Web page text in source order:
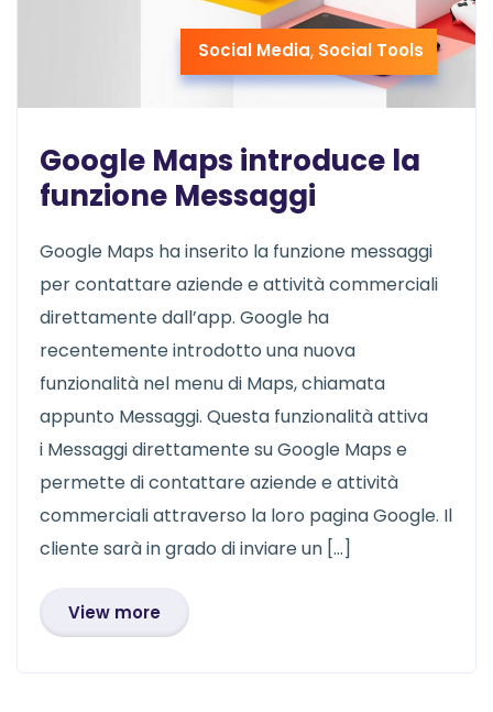
Social Media, Social Tools
Google Maps introduce la
funzione Messaggi
Google Maps ha inserito la funzione messaggi
per contattare aziende e attività commerciali
direttamente dall’app. Google ha
recentemente introdotto una nuova
funzionalità nel menu di Maps, chiamata
appunto Messaggi. Questa funzionalità attiva
i Messaggi direttamente su Google Maps e
permette di contattare aziende e attività
commerciali attraverso la loro pagina Google. Il
cliente sarà in grado di inviare un […]
View more